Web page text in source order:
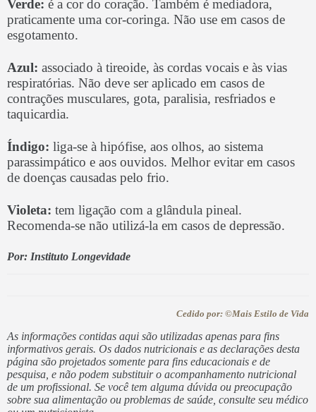
Verde: é a cor do coração. Também é mediadora,
praticamente uma cor-coringa. Não use em casos de
esgotamento.
Azul: associado à tireoide, às cordas vocais e às vias
respiratórias. Não deve ser aplicado em casos de
contrações musculares, gota, paralisia, resfriados e
taquicardia.
Índigo: liga-se à hipófise, aos olhos, ao sistema
parassimpático e aos ouvidos. Melhor evitar em casos
de doenças causadas pelo frio.
Violeta: tem ligação com a glândula pineal.
Recomenda-se não utilizá-la em casos de depressão.
Por: Instituto Longevidade
Cedido por: ©Mais Estilo de Vida
As informações contidas aqui são utilizadas apenas para fins
informativos gerais. Os dados nutricionais e as declarações desta
página são projetados somente para fins educacionais e de
pesquisa, e não podem substituir o acompanhamento nutricional
de um profissional. Se você tem alguma dúvida ou preocupação
sobre sua alimentação ou problemas de saúde, consulte seu médico